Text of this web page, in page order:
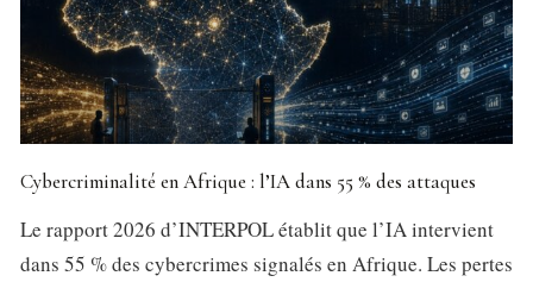
Cybercriminalité en Afrique : l’IA dans 55 % des attaques
Le rapport 2026 d’INTERPOL établit que l’IA intervient
dans 55 % des cybercrimes signalés en Afrique. Les pertes